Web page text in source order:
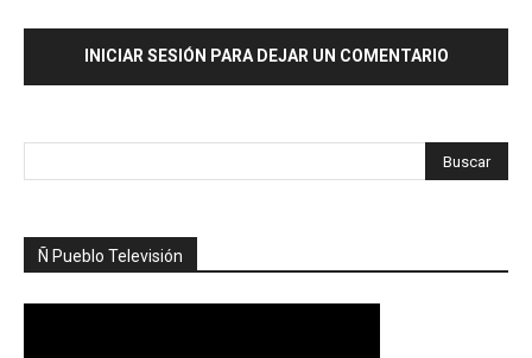
INICIAR SESIÓN PARA DEJAR UN COMENTARIO
Ñ Pueblo Televisión